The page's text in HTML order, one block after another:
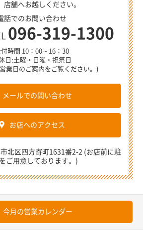
店舗へお越しください。
話でのお問い合わせ
096-319-1300
付時間 10：00～16：30
日:土曜・日曜・祝祭日
業日のご案内をご覧ください。)
メールでの問い合わせ
お店へのアクセス
北区四方寄町1631番2-2 (お店前に駐
ご用意しております。)
今月の営業カレンダー